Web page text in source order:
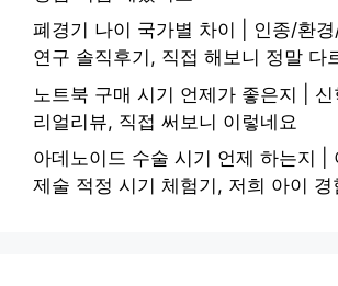
폐경기 나이 국가별 차이 | 인종/환
연구 솔직후기, 직접 해보니 정말 다
노트북 구매 시기 언제가 좋은지 |
리얼리뷰, 직접 써보니 이렇네요
아데노이드 수술 시기 언제 하는지 |
제술 적정 시기 체험기, 저희 아이 경